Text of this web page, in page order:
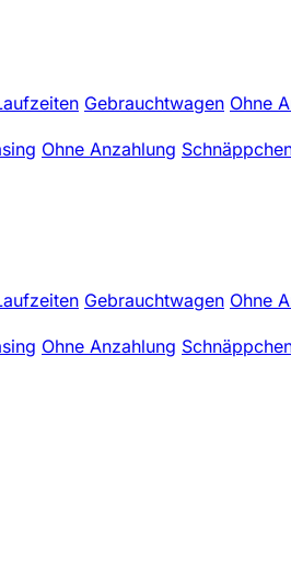
Gebrauchtwagen Ohne
Ohne Anzahlung
Gebrauchtwagen Ohne
Ohne Anzahlung